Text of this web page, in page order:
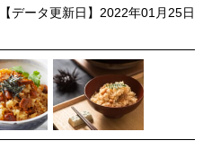
【データ更新日】2022年01月25日